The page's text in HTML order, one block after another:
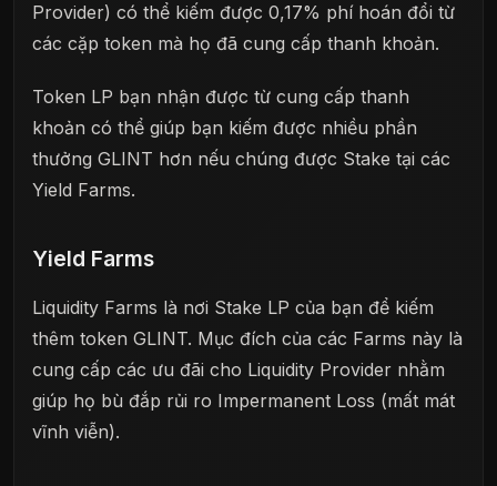
Provider) có thể kiếm được 0,17% phí hoán đổi từ
các cặp token mà họ đã cung cấp thanh khoản.
Token LP bạn nhận được từ cung cấp thanh
khoản có thể giúp bạn kiếm được nhiều phần
thưởng GLINT hơn nếu chúng được Stake tại các
Yield Farms.
Yield Farms
Liquidity Farms là nơi Stake LP của bạn để kiếm
thêm token GLINT. Mục đích của các Farms này là
cung cấp các ưu đãi cho Liquidity Provider nhằm
giúp họ bù đắp rủi ro Impermanent Loss (mất mát
vĩnh viễn).